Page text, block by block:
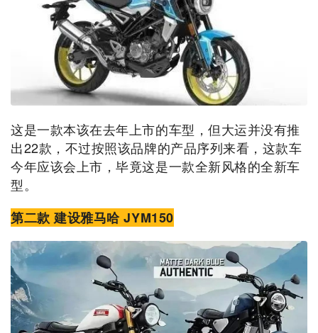
这是一款本该在去年上市的车型，但大运并没有推
出22款，不过按照该品牌的产品序列来看，这款车
今年应该会上市，毕竟这是一款全新风格的全新车
型。
第二款 建设雅马哈 JYM150